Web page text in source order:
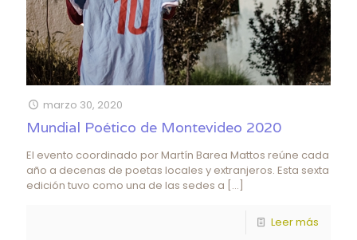
marzo 30, 2020
Mundial Poético de Montevideo 2020
El evento coordinado por Martín Barea Mattos reúne cada
año a decenas de poetas locales y extranjeros. Esta sexta
edición tuvo como una de las sedes a […]
Leer más